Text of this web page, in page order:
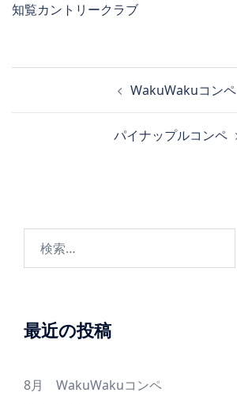
知覧カントリークラブ
ョ
WakuWakuコンペ
パイナップルコンペ
最近の投稿
8月 WakuWakuコンペ